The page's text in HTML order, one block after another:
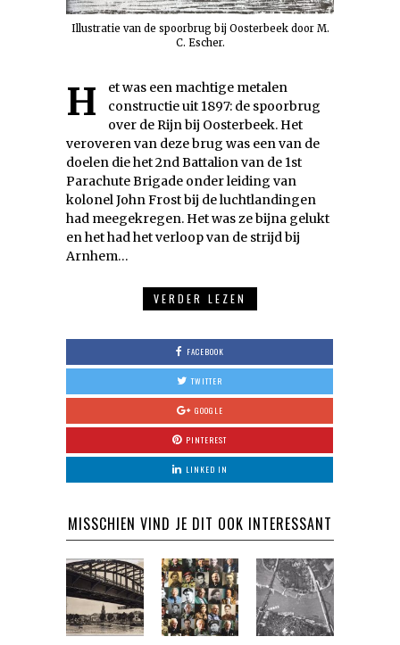
Illustratie van de spoorbrug bij Oosterbeek door M.
C. Escher.
Het was een machtige metalen
constructie uit 1897: de spoorbrug
over de Rijn bij Oosterbeek. Het
veroveren van deze brug was een van de
doelen die het 2nd Battalion van de 1st
Parachute Brigade onder leiding van
kolonel John Frost bij de luchtlandingen
had meegekregen. Het was ze bijna gelukt
en het had het verloop van de strijd bij
Arnhem…
VERDER LEZEN
FACEBOOK
TWITTER
GOOGLE
PINTEREST
LINKED IN
MISSCHIEN VIND JE DIT OOK INTERESSANT